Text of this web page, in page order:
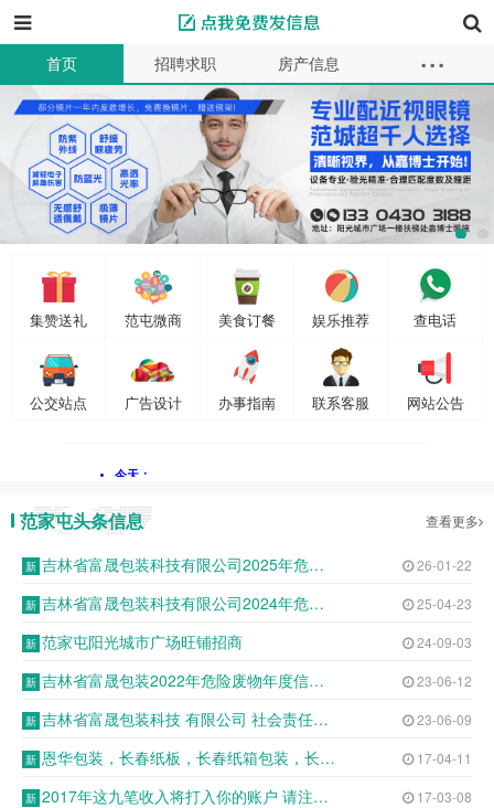
首页 招聘求职
房产信息
本地服务
教育母婴 车辆买卖
商品供求
同城交友
二手买卖 资讯
商家
信息
会员 发布信息
...
集赞送礼 范屯微商 美食订餐 娱乐推荐 查电话
公交站点 广告设计 办事指南 联系客服 网站公告
范家屯头条信息 查看更多
吉林省富晟包装科技有限公司2025年危险废物申报年度报告表 26-01-22
吉林省富晟包装科技有限公司2024年危险废物年报公示 25-04-23
范家屯阳光城市广场旺铺招商 24-09-03
吉林省富晟包装2022年危险废物年度信息公开表 23-06-12
吉林省富晟包装科技 有限公司 社会责任报告 23-06-09
恩华包装，长春纸板，长春纸箱包装，长春纸箱定制，长春纸板包装，纸箱包装箱 17-04-11
2017年这九笔收入将打入你的账户 请注意查收 17-03-08